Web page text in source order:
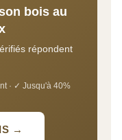
bois au
répondent
· ✓ Jusqu'à 40%
→